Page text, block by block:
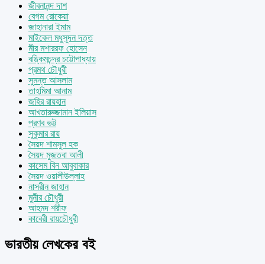
জীবনানন্দ দাশ
বেগম রোকেয়া
জাহানারা ইমাম
মাইকেল মধুসূদন দত্ত
মীর মশাররফ হোসেন
বঙ্কিমচন্দ্র চট্টোপাধ্যায়
প্রমথ চৌধুরী
সুমন্ত আসলাম
তাহমিমা আনাম
জহির রায়হান
আখতারুজ্জামান ইলিয়াস
প্রণব ভট্ট
সুকুমার রায়
সৈয়দ শামসুল হক
সৈয়দ মুজতবা আলী
কাসেম বিন আবুবাকার
সৈয়দ ওয়ালীউল্লাহ
নাসরীন জাহান
মুনীর চৌধুরী
আহমদ শরীফ
কাবেরী রায়চৌধুরী
ভারতীয় লেখকের বই